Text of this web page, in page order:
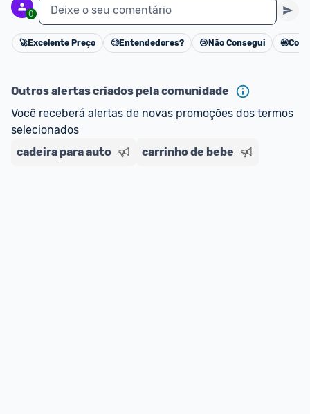
0 Deixe o seu comentário
Cancelar
🚀Excelente Preço 🧐Entendedores? 😢 Não Consegui 🤩
Outros alertas criados pela comunidade
Você receberá alertas de novas promoções dos termos
selecionados
cadeira para auto
carrinho de bebe